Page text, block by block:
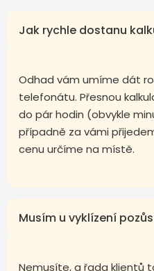
Jak rychle dostanu
Odhad vám umíme dát
telefonátu. Přesnou
do pár hodin (obvykle
případně za vámi
cenu určíme na místě.
Musím u vyklízení
Nemusíte, a řada klientů